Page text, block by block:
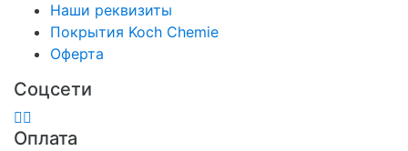
Наши реквизиты
Покрытия Koch Chemie
Оферта
Соцсети
Оплата